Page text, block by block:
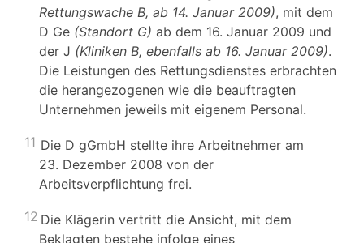
Rettungswache B, ab 14. Januar 2009), mit dem
D Ge (Standort G) ab dem 16. Januar 2009 und
der J (Kliniken B, ebenfalls ab 16. Januar 2009).
Die Leistungen des Rettungsdienstes erbrachten
die herangezogenen wie die beauftragten
Unternehmen jeweils mit eigenem Personal.
11 Die D gGmbH stellte ihre Arbeitnehmer am
23. Dezember 2008 von der
Arbeitsverpflichtung frei.
12 Die Klägerin vertritt die Ansicht, mit dem
Beklagten bestehe infolge eines